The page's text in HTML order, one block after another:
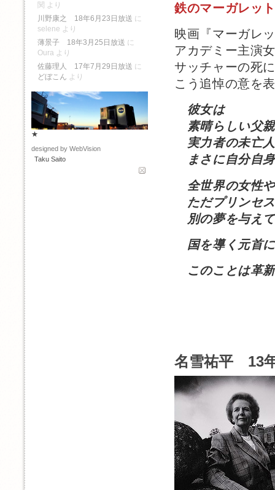
鉄のマーガレ
映画『マーガレ
アカデミー主演
サッチャーの死
こう追悼の意を
彼女は
素晴らしい父
実力者の未亡
まさに自分自
全世界の女性
ただプリンセ
別の夢を与え
国を導く元首
このことは革
名雪祐平 13
関 より
川野康之 18年6月23日放送 に
selene より
薄景子 18年3月25日放送 に
Oura より
佐藤理人 17年7月29日放送 に
どぼこん より
★
designed by WebVision
Taku Saito